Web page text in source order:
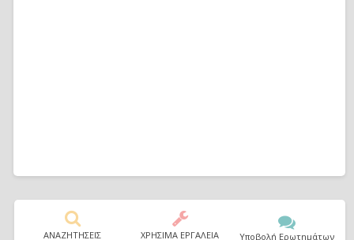
ΑΝΑΖΗΤΗΣΕΙΣ ΧΡΗΣΙΜΑ ΕΡΓΑΛΕΙΑ Υποβολή Ερωτημάτων